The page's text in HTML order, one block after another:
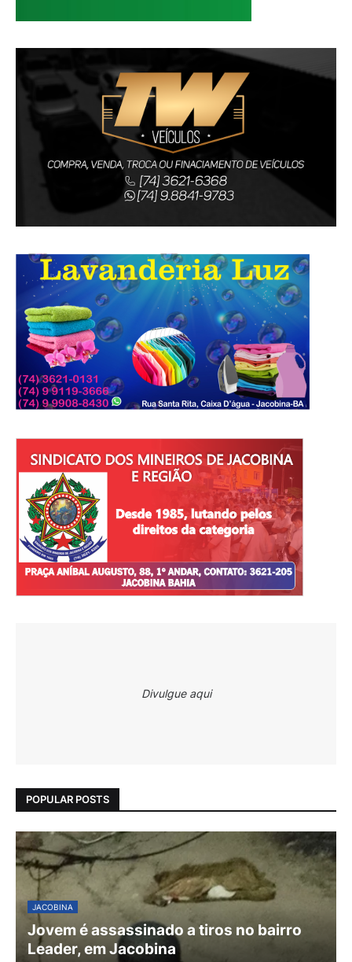
Divulgue aqui
POPULAR POSTS
JACOBINA
Jovem é assassinado a tiros no bairro
Leader, em Jacobina